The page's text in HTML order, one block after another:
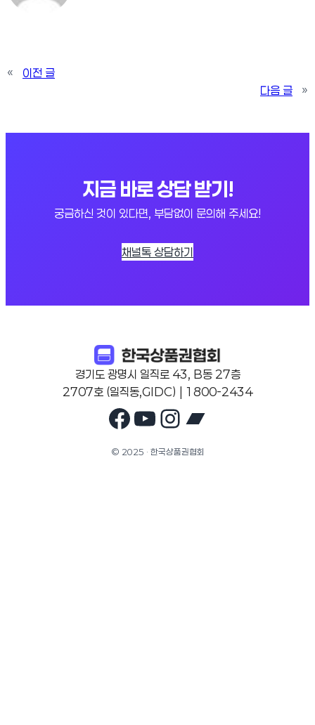
«
이전 글
다음 글
»
지금 바로 상담 받기!
궁금하신 것이 있다면, 부담없이 문의해 주세요!
채널톡 상담하기
경기도 광명시 일직로 43, B동 27층
2707호 (일직동,GIDC) | 1800-2434
Facebook
YouTube
Instagram
© 2025 · 한국상품권협회